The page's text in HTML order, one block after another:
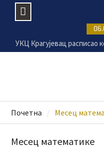
content
УКЦ Крагујевац расписао
радника
потребна помоћ за
Евидентиране пријаве за
Почетна Месец
Месец математике